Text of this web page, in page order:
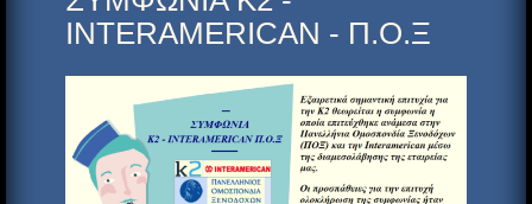
INTERAMERICAN - Π.Ο.Ξ